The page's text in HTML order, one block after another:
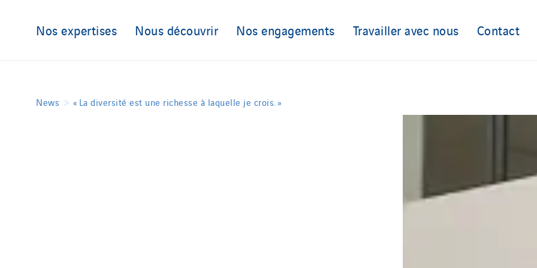
Nos expertises Nous découvrir Nos engagements Travailler avec nous Contact
News « La diversité est une richesse à laquelle je crois. »